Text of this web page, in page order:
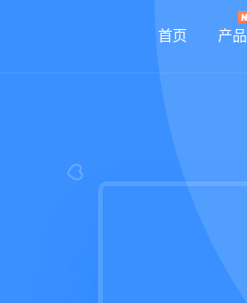
首页 产品